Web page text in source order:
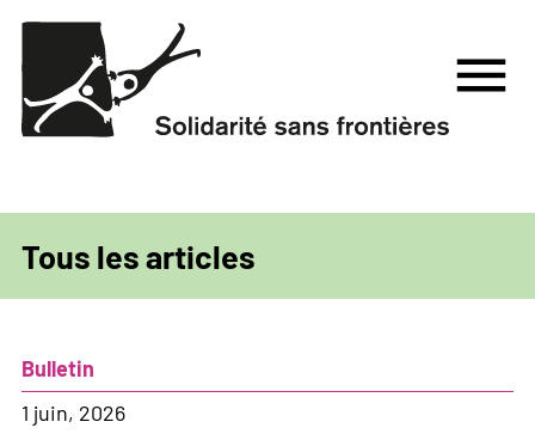
Aller
contenu
principal
menu
Tous les articles
Bulletin
1 juin, 2026